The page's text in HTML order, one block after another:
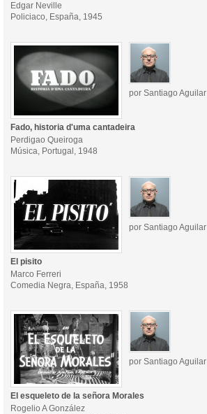
Edgar Neville
Policiaco, España, 1945
por Santiago Aguilar
Fado, historia d'uma cantadeira
Perdigao Queiroga
Música, Portugal, 1948
por Santiago Aguilar
El pisito
Marco Ferreri
Comedia Negra, España, 1958
por Santiago Aguilar
El esqueleto de la señora Morales
Rogelio A González